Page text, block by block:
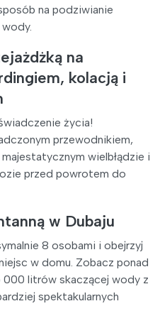
na podziwianie
na
kolacją i
życia!
przewodnikiem,
wielbłądzie i
przed powrotem do
w Dubaju
8 osobami i obejrzyj
w domu. Zobacz ponad
litrów skaczącej wody z
spektakularnych